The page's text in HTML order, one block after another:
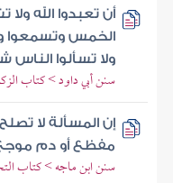
أن تعبدوا الله
الخمس وتسمعوا
ولا تسألوا الناس
سنن أبي داود > كتاب
إن المسألة لا
مفظع أو دم
سنن ابن ماجه > كتاب